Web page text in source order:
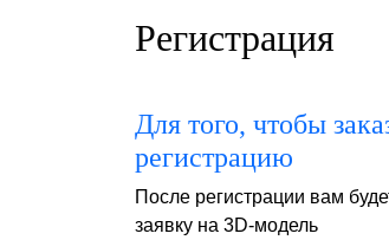
Регистрация
Для того, чтобы
регистрацию
После регистрации вам
заявку на 3D-модель